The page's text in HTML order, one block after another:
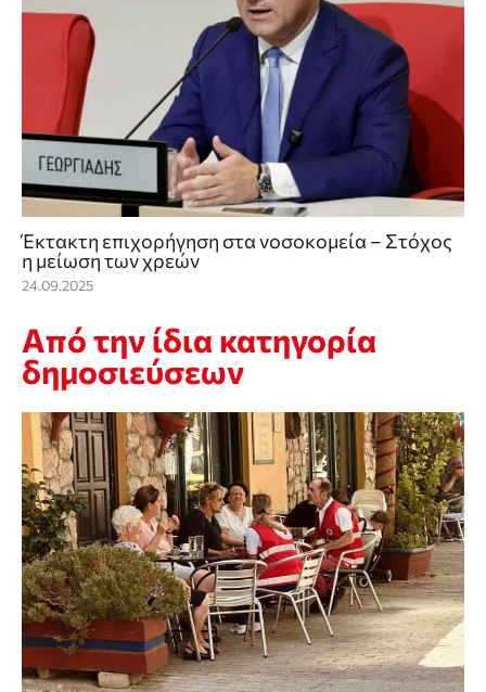
Έκτακτη επιχορήγηση στα νοσοκομεία – Στόχος
η μείωση των χρεών
24.09.2025
Από την ίδια κατηγορία
δημοσιεύσεων